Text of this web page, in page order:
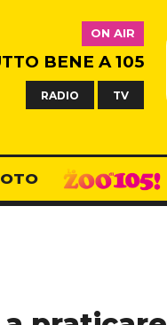
ON AIR
BENE A 105
RADIO TV